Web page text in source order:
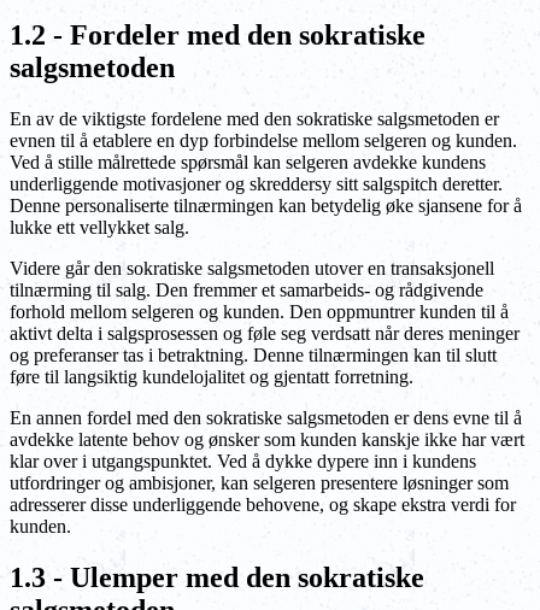
1.2 - Fordeler med den sokratiske
salgsmetoden
En av de viktigste fordelene med den sokratiske salgsmetoden er
evnen til å etablere en dyp forbindelse mellom selgeren og kunden.
Ved å stille målrettede spørsmål kan selgeren avdekke kundens
underliggende motivasjoner og skreddersy sitt salgspitch deretter.
Denne personaliserte tilnærmingen kan betydelig øke sjansene for å
lukke ett vellykket salg.
Videre går den sokratiske salgsmetoden utover en transaksjonell
tilnærming til salg. Den fremmer et samarbeids- og rådgivende
forhold mellom selgeren og kunden. Den oppmuntrer kunden til å
aktivt delta i salgsprosessen og føle seg verdsatt når deres meninger
og preferanser tas i betraktning. Denne tilnærmingen kan til slutt
føre til langsiktig kundelojalitet og gjentatt forretning.
En annen fordel med den sokratiske salgsmetoden er dens evne til å
avdekke latente behov og ønsker som kunden kanskje ikke har vært
klar over i utgangspunktet. Ved å dykke dypere inn i kundens
utfordringer og ambisjoner, kan selgeren presentere løsninger som
adresserer disse underliggende behovene, og skape ekstra verdi for
kunden.
1.3 - Ulemper med den sokratiske